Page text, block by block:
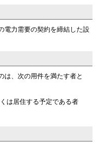
電力需要の契約を締結した設
は、次の用件を満たす者と
は居住する予定である者